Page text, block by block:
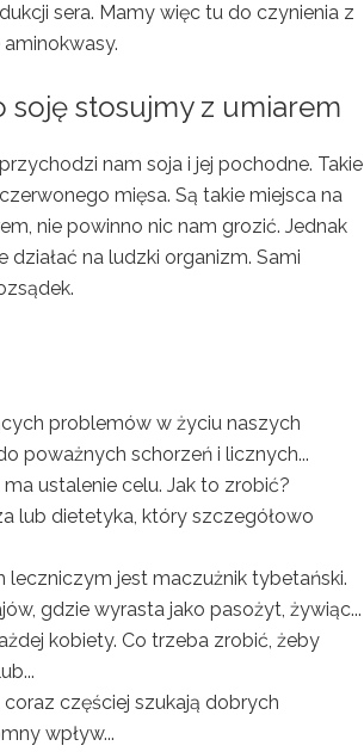
sera. Mamy więc tu do czynienia z
soję stosujmy z umiarem
nam soja i jej pochodne. Takie
mięsa. Są takie miejsca na
nie powinno nic nam grozić. Jednak
na ludzki organizm. Sami
problemów w życiu naszych
poważnych schorzeń i licznych...
ustalenie celu. Jak to zrobić?
lub dietetyka, który szczegółowo
jest maczużnik tybetański.
gdzie wyrasta jako pasożyt, żywiąc...
kobiety. Co trzeba zrobić, żeby
częściej szukają dobrych
wpływ...